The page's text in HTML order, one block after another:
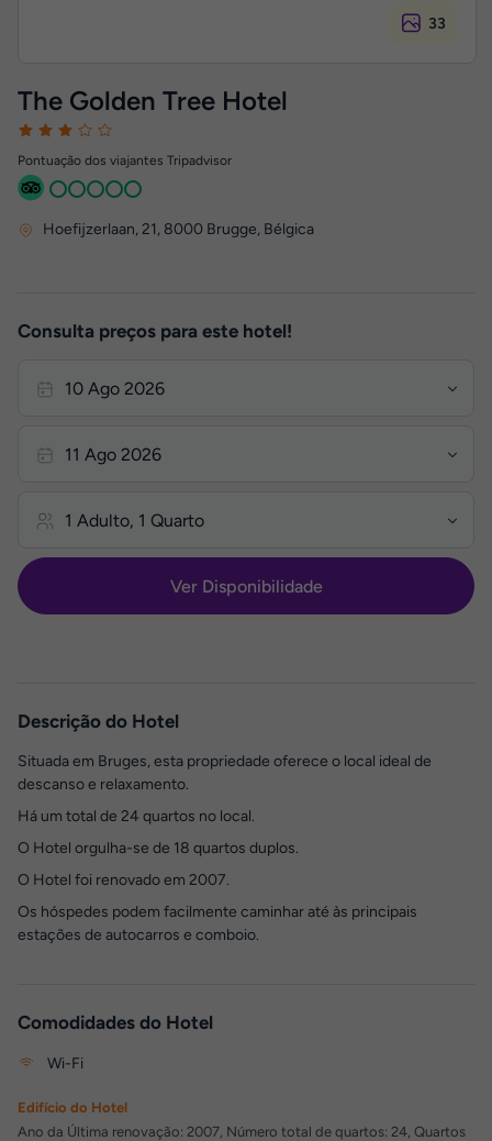
33
The Golden Tree Hotel
Pontuação dos viajantes Tripadvisor
Hoefijzerlaan, 21, 8000 Brugge, Bélgica
Consulta preços para este hotel!
Ver Disponibilidade
Descrição do Hotel
Situada em Bruges, esta propriedade oferece o local ideal de
descanso e relaxamento.
Há um total de 24 quartos no local.
O Hotel orgulha-se de 18 quartos duplos.
O Hotel foi renovado em 2007.
Os hóspedes podem facilmente caminhar até às principais
estações de autocarros e comboio.
Comodidades do Hotel
Wi-Fi
Edifício do Hotel
Ano da Última renovação: 2007, Número total de quartos: 24, Quartos